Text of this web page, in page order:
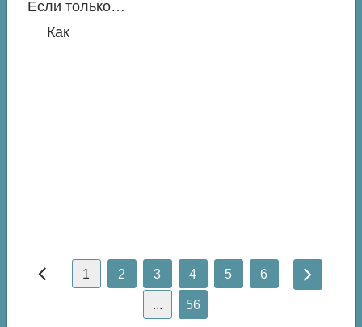
Если только…
Как
1 2 3 4 5 6
... 56